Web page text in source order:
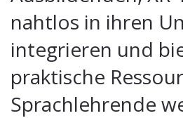
nahtlos in ihren
integrieren und
praktische
Sprachlehrende